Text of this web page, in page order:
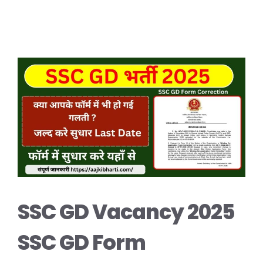
SSC GD Vacancy 2025
SSC GD Form